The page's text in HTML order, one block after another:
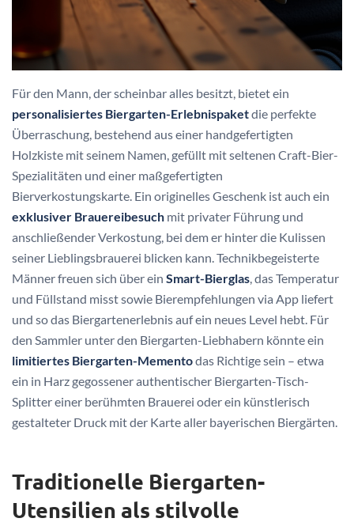
Für den Mann, der scheinbar alles besitzt, bietet ein
personalisiertes Biergarten-Erlebnispaketdie perfekte
Überraschung, bestehend aus einer handgefertigten
Holzkiste mit seinem Namen, gefüllt mit seltenen Craft-Bier-
Spezialitäten und einer maßgefertigten
Bierverkostungskarte. Ein originelles Geschenk ist auch ein
exklusiver Brauereibesuch mit privater Führung und
anschließender Verkostung, bei dem er hinter die Kulissen
seiner Lieblingsbrauerei blicken kann. Technikbegeisterte
Männer freuen sich über ein Smart-Bierglas , das Temperatur
und Füllstand misst sowie Bierempfehlungen via App liefert
und so das Biergartenerlebnis auf ein neues Level hebt. Für
den Sammler unter den Biergarten-Liebhabern könnte ein
limitiertes Biergarten-Mementodas Richtige sein – etwa
ein in Harz gegossener authentischer Biergarten-Tisch-
Splitter einer berühmten Brauerei oder ein künstlerisch
gestalteter Druck mit der Karte aller bayerischen Biergärten.
Traditionelle Biergarten-
Utensilien als stilvolle